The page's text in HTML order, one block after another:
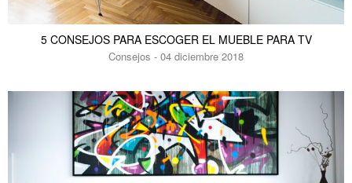
5 CONSEJOS PARA ESCOGER EL MUEBLE PARA TV
Consejos - 04 diciembre 2018